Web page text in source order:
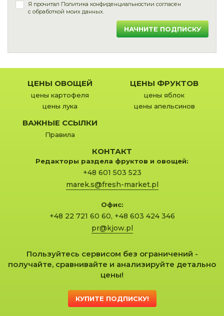
Я прочитал Политика конфиденциальностии согласен
с обработкой моих данных.
НАЧНИТЕ ПОДПИСКУ
ЦЕНЫ ОВОЩЕЙ
цены картофеля
цены лука
ЦЕНЫ ФРУКТОВ
цены яблок
цены апельсинов
ВАЖНЫЕ ССЫЛКИ
Правила
КОНТАКТ
Редакторы раздела фруктов и овощей:
+48 601 503 523
marek.s@fresh-market.pl
Офис:
+48 22 721 60 60, +48 603 424 346
pr@kjow.pl
Пользуйтесь сервисом без ограничений -
получайте, сравнивайте и анализируйте детально
цены!
КУПИТЕ ПОДПИСКУ!